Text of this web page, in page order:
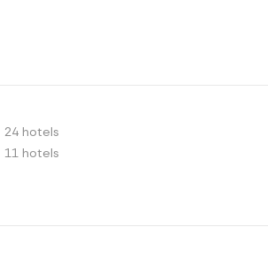
24 hotels
11 hotels